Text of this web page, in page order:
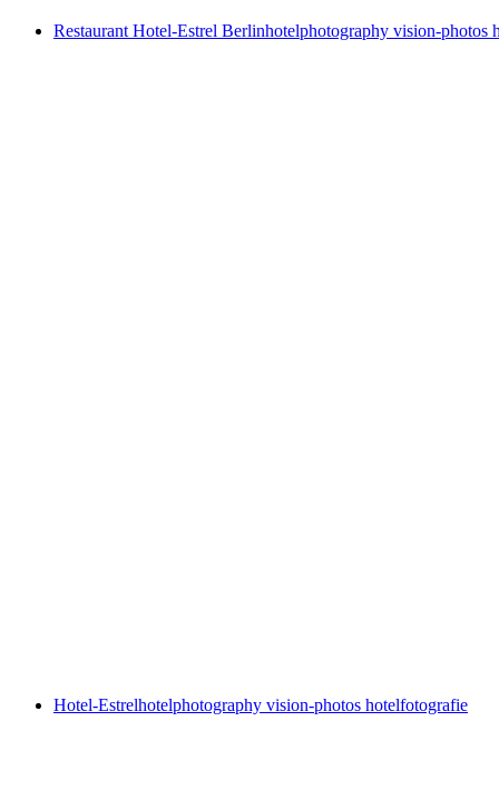
Restaurant Hotel-Estrel Berlinhotelphotography vision-photos
Hotel-Estrelhotelphotography vision-photos hotelfotografie